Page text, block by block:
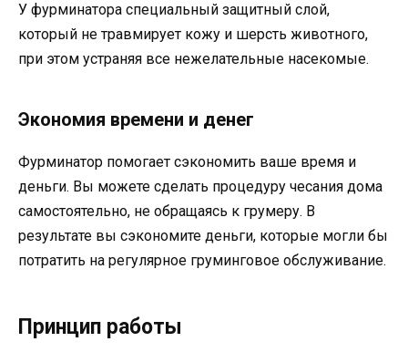
У фурминатора специальный защитный слой,
который не травмирует кожу и шерсть животного,
при этом устраняя все нежелательные насекомые.
Экономия времени и денег
Фурминатор помогает сэкономить ваше время и
деньги. Вы можете сделать процедуру чесания дома
самостоятельно, не обращаясь к грумеру. В
результате вы сэкономите деньги, которые могли бы
потратить на регулярное груминговое обслуживание.
Принцип работы